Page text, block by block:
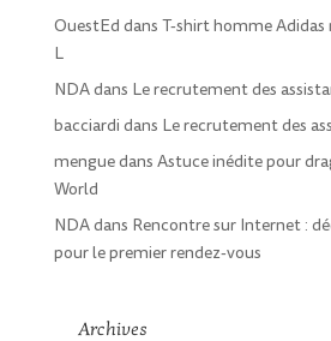
OuestEd dans T-shirt homme
L
NDAdans Le recrutement des
bacciardi dans Le recrutement des
menguedans Astuce inédite pour
World
NDAdans Rencontre sur Internet :
pour le premier rendez-vous
Archives